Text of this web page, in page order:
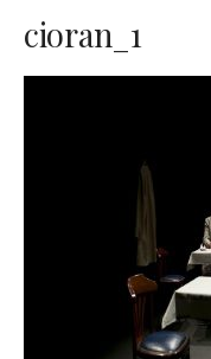
cioran_1